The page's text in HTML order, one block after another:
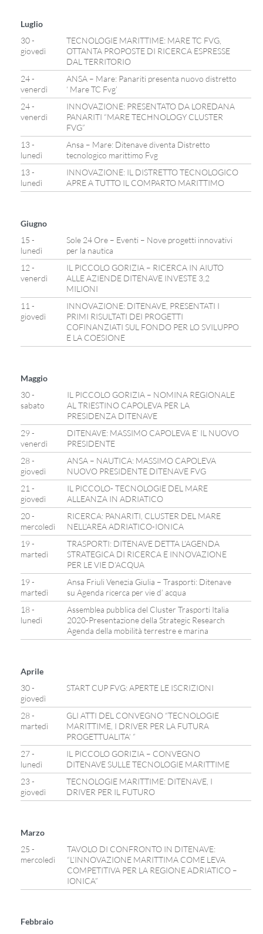
Luglio
30 -
giovedì
TECNOLOGIE MARITTIME: MARE TC FVG,
OTTANTA PROPOSTE DI RICERCA ESPRESSE
DAL TERRITORIO
24 -
venerdì
ANSA – Mare: Panariti presenta nuovo distretto
‘ Mare TC Fvg’
24 -
venerdì
INNOVAZIONE: PRESENTATO DA LOREDANA
PANARITI “MARE TECHNOLOGY CLUSTER
FVG”
13 -
lunedì
Ansa – Mare: Ditenave diventa Distretto
tecnologico marittimo Fvg
13 -
lunedì
INNOVAZIONE: IL DISTRETTO TECNOLOGICO
APRE A TUTTO IL COMPARTO MARITTIMO
Giugno
15 -
lunedì
Sole 24 Ore – Eventi – Nove progetti innovativi
per la nautica
12 -
venerdì
IL PICCOLO GORIZIA – RICERCA IN AIUTO
ALLE AZIENDE DITENAVE INVESTE 3,2
MILIONI
11 -
giovedì
INNOVAZIONE: DITENAVE, PRESENTATI I
PRIMI RISULTATI DEI PROGETTI
COFINANZIATI SUL FONDO PER LO SVILUPPO
E LA COESIONE
Maggio
30 -
sabato
IL PICCOLO GORIZIA – NOMINA REGIONALE
AL TRIESTINO CAPOLEVA PER LA
PRESIDENZA DITENAVE
29 -
venerdì
DITENAVE: MASSIMO CAPOLEVA E’ IL NUOVO
PRESIDENTE
28 -
giovedì
ANSA – NAUTICA: MASSIMO CAPOLEVA
NUOVO PRESIDENTE DITENAVE FVG
21 -
giovedì
IL PICCOLO- TECNOLOGIE DEL MARE
ALLEANZA IN ADRIATICO
20 -
mercoledì
RICERCA: PANARITI, CLUSTER DEL MARE
NELL’AREA ADRIATICO-IONICA
19 -
martedì
TRASPORTI: DITENAVE DETTA L’AGENDA
STRATEGICA DI RICERCA E INNOVAZIONE
PER LE VIE D’ACQUA
19 -
martedì
Ansa Friuli Venezia Giulia – Trasporti: Ditenave
su Agenda ricerca per vie d’ acqua
18 -
lunedì
Assemblea pubblica del Cluster Trasporti Italia
2020-Presentazione della Strategic Research
Agenda della mobilità terrestre e marina
Aprile
30 -
giovedì
START CUP FVG: APERTE LE ISCRIZIONI
28 -
martedì
GLI ATTI DEL CONVEGNO “TECNOLOGIE
MARITTIME, I DRIVER PER LA FUTURA
PROGETTUALITA’ ”
27 -
lunedì
IL PICCOLO GORIZIA – CONVEGNO
DITENAVE SULLE TECNOLOGIE MARITTIME
23 -
giovedì
TECNOLOGIE MARITTIME: DITENAVE, I
DRIVER PER IL FUTURO
Marzo
25 -
mercoledì
TAVOLO DI CONFRONTO IN DITENAVE:
“L’INNOVAZIONE MARITTIMA COME LEVA
COMPETITIVA PER LA REGIONE ADRIATICO –
IONICA”
Febbraio